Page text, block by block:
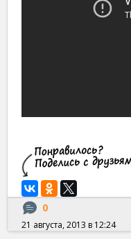
0
21 августа, 2013 в 12:24